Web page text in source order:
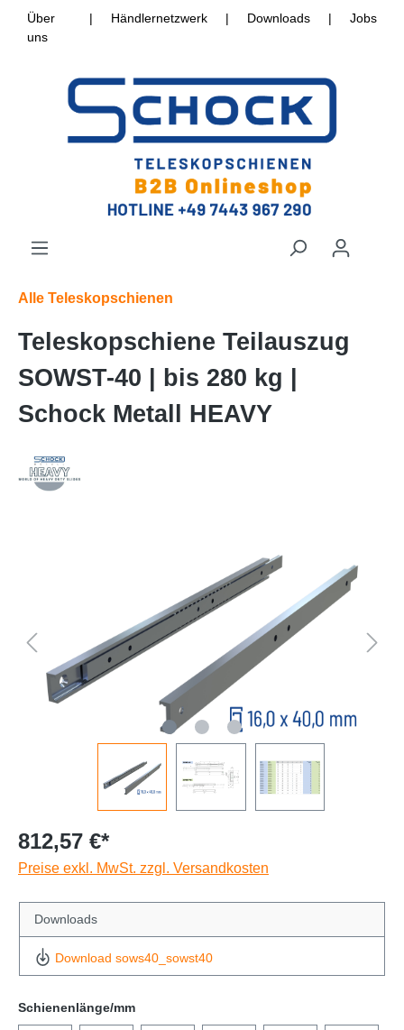
Über
uns
| Händlernetzwerk | Downloads | Jobs
Alle Teleskopschienen
Teleskopschiene Teilauszug
SOWST-40 | bis 280 kg |
Schock Metall HEAVY
812,57 €*
Preise exkl. MwSt. zzgl. Versandkosten
Downloads
Download sows40_sowst40
Schienenlänge/mm